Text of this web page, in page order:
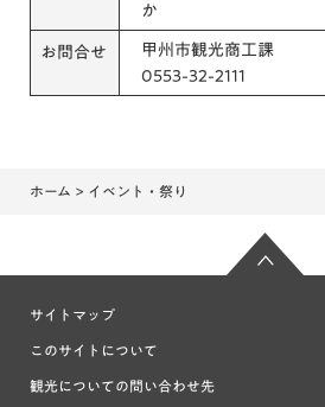
か
お問合せ
甲州市観光商工課
0553-32-2111
ホーム > イベント・祭り
サイトマップ
このサイトについて
観光についての問い合わせ先